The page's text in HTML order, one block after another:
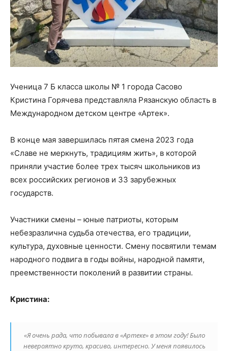
Ученица 7 Б класса школы № 1 города Сасово
Кристина Горячева представляла Рязанскую область в
Международном детском центре «Артек».
В конце мая завершилась пятая смена 2023 года
«Славе не меркнуть, традициям жить», в которой
приняли участие более трех тысяч школьников из
всех российских регионов и 33 зарубежных
государств.
Участники смены – юные патриоты, которым
небезразлична судьба отечества, его традиции,
культура, духовные ценности. Смену посвятили темам
народного подвига в годы войны, народной памяти,
преемственности поколений в развитии страны.
Кристина:
«Я очень рада, что побывала в «Артеке» в этом году! Было
невероятно круто, красиво, интересно. У меня появилось